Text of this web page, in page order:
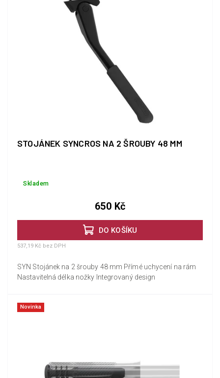
STOJÁNEK SYNCROS NA 2 ŠROUBY 48 MM
Skladem
DO KOŠÍKU
537,19 Kč bez DPH
650 Kč
SYN Stojánek na 2 šrouby 48 mm Přímé uchycení na rám
Nastavitelná délka nožky Integrovaný design
Novinka